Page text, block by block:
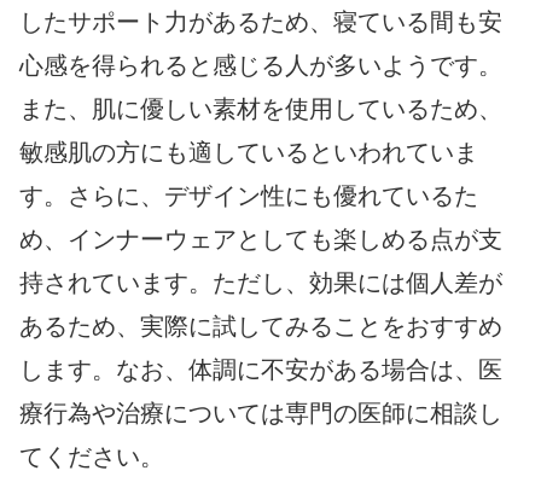
したサポート力があるため、寝ている間も安
心感を得られると感じる人が多いようです。
また、肌に優しい素材を使用しているため、
敏感肌の方にも適しているといわれていま
す。さらに、デザイン性にも優れているた
め、インナーウェアとしても楽しめる点が支
持されています。ただし、効果には個人差が
あるため、実際に試してみることをおすすめ
します。なお、体調に不安がある場合は、医
療行為や治療については専門の医師に相談し
てください。